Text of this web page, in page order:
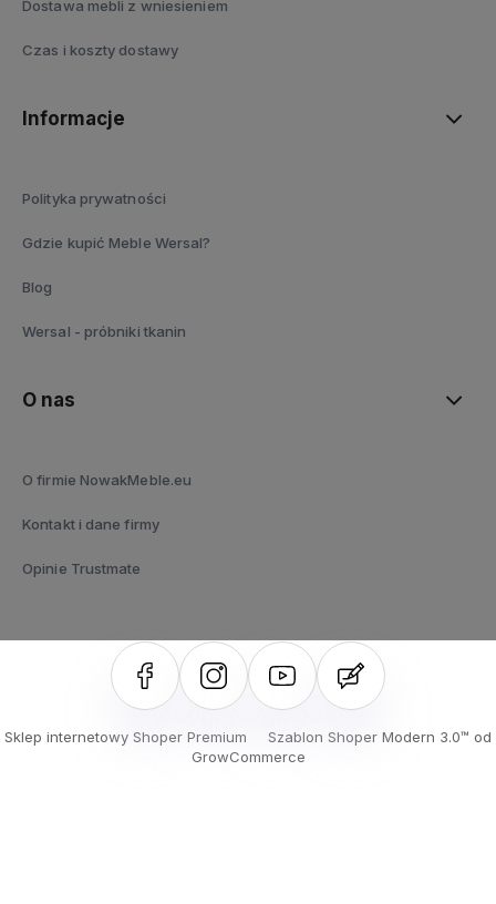
Dostawa mebli z wniesieniem
Czas i koszty dostawy
Informacje
Polityka prywatności
Gdzie kupić Meble Wersal?
Blog
Wersal - próbniki tkanin
O nas
O firmie NowakMeble.eu
Kontakt i dane firmy
Opinie Trustmate
Sklep internetowy Shoper Premium Szablon Shoper Modern 3.0™ od
GrowCommerce